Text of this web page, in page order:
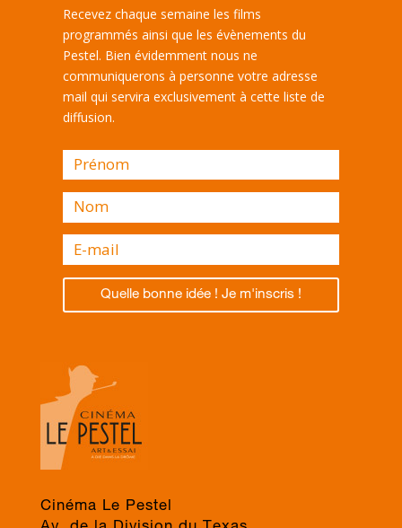
Recevez chaque semaine les films
programmés ainsi que les évènements du
Pestel. Bien évidemment nous ne
communiquerons à personne votre adresse
mail qui servira exclusivement à cette liste de
diffusion.
Quelle bonne idée ! Je m'inscris !
Cinéma Le Pestel